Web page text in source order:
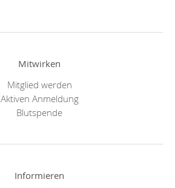
Mitwirken
Mitglied werden
Aktiven Anmeldung
Blutspende
Informieren